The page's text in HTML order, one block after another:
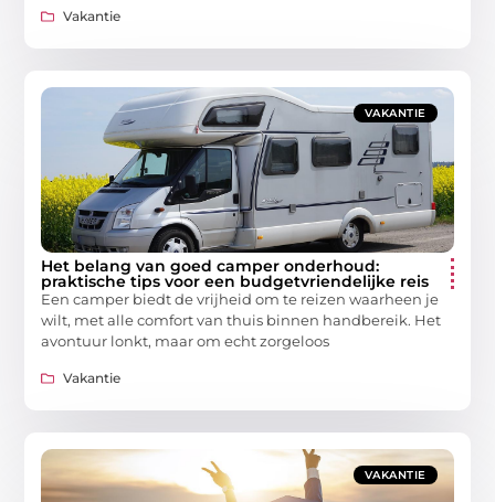
Vakantie
VAKANTIE
Het belang van goed camper onderhoud:
praktische tips voor een budgetvriendelijke reis
Een camper biedt de vrijheid om te reizen waarheen je
wilt, met alle comfort van thuis binnen handbereik. Het
avontuur lonkt, maar om echt zorgeloos
Vakantie
VAKANTIE